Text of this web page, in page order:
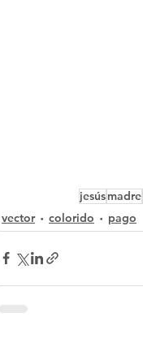
jesúsmadre
vector
colorido pago